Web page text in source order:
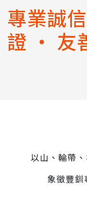
專業誠
證 ‧ 友
以山、輪帶
象徵豐